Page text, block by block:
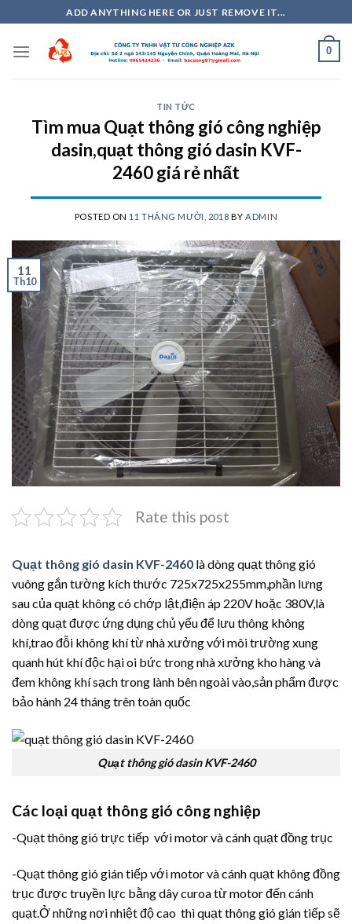
to
content
ADD ANYTHING HERE OR JUST REMOVE IT...
0
TIN TỨC
Tìm mua Quạt thông gió công nghiệp
dasin,quạt thông gió dasin KVF-
2460 giá rẻ nhất
POSTED ON 11 THÁNG MƯỜI, 2018 BY ADMIN
11
Th10
Rate this post
Quạt thông gió dasin KVF-2460 là dòng quạt thông gió
vuông gắn tường kích thước 725x725x255mm,phần lưng
sau của quạt không có chớp lật,điện áp 220V hoặc 380V,là
dòng quạt được ứng dụng chủ yếu để lưu thông không
khí,trao đỗi không khí từ nhà xưởng với môi trường xung
quanh hút khí độc hại oi bức trong nhà xưởng kho hàng và
đem không khí sạch trong lành bên ngoài vào,sản phẩm được
bảo hành 24 tháng trên toàn quốc
Quạt thông gió dasin KVF-2460
Các loại quạt thông gió công nghiệp
-Quạt thông gió trực tiếp với motor và cánh quạt đồng trục
-Quạt thông gió gián tiếp với motor và cánh quạt không đồng
trục được truyền lực bằng dây curoa từ motor đến cánh
quạt.Ở những nơi nhiệt độ cao thì quạt thông gió gián tiếp sẽ